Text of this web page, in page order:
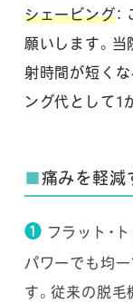
シェービング
願いします。
射時間が短く
ング代として1
■痛みを軽減
❶ フラット・
パワーでも均
す。従来の脱